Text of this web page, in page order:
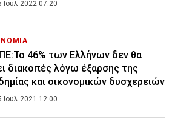
Ιουλ 2022 07:20
46% των Ελλήνων δεν θα
διακοπές λόγω έξαρσης της
και οικονομικών δυσχερειών
Ιουλ 2021 12:00